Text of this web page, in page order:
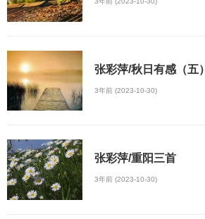
张彩萍/秋日有感（五）
3年前 (2023-10-30)
张彩萍/重阳三首
3年前 (2023-10-30)